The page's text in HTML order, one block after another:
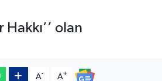
olan
A- A+